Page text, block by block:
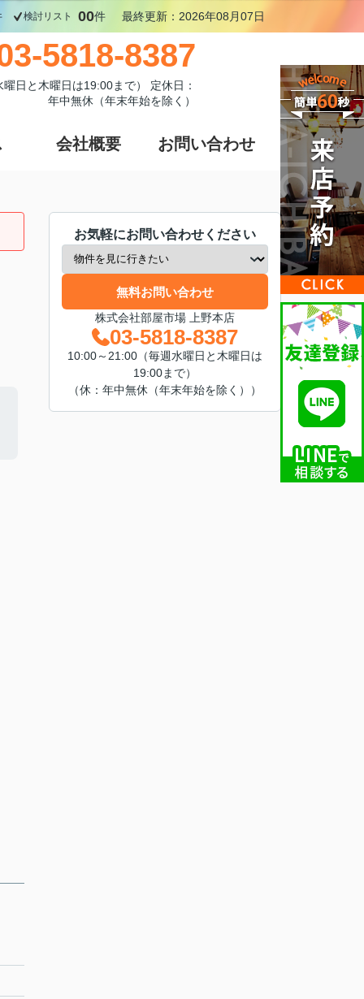
検討リスト 00件 最終更新：2026年08月07日
5818-8387
日と木曜日は19:00まで） 定休日：
年中無休（年末年始を除く）
会社概要 お問い合わせ
お気軽にお問い合わせください
無料お問い合わせ
株式会社部屋市場 上野本店
03-5818-8387
10:00～21:00（毎週水曜日と木曜日は
19:00まで）
（休：年中無休（年末年始を除く））